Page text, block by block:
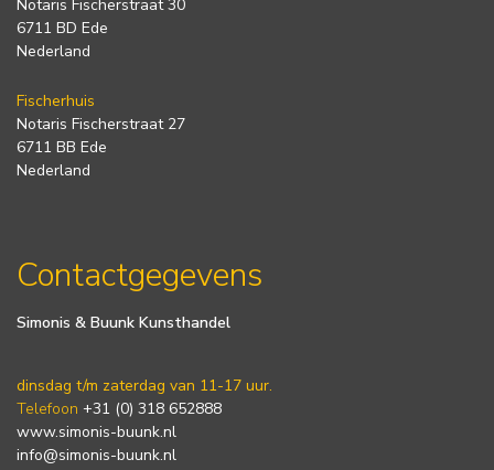
Notaris Fischerstraat 30
6711 BD Ede
Nederland
Fischerhuis
Notaris Fischerstraat 27
6711 BB Ede
Nederland
Contactgegevens
Simonis & Buunk Kunsthandel
dinsdag t/m zaterdag van 11-17 uur.
Telefoon +31 (0) 318 652888
www.simonis-buunk.nl
info@simonis-buunk.nl